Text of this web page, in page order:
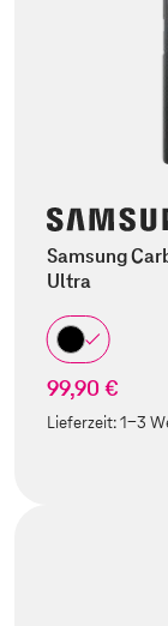
Samsung
Ultra
99,90 €
Lieferzeit:1-3